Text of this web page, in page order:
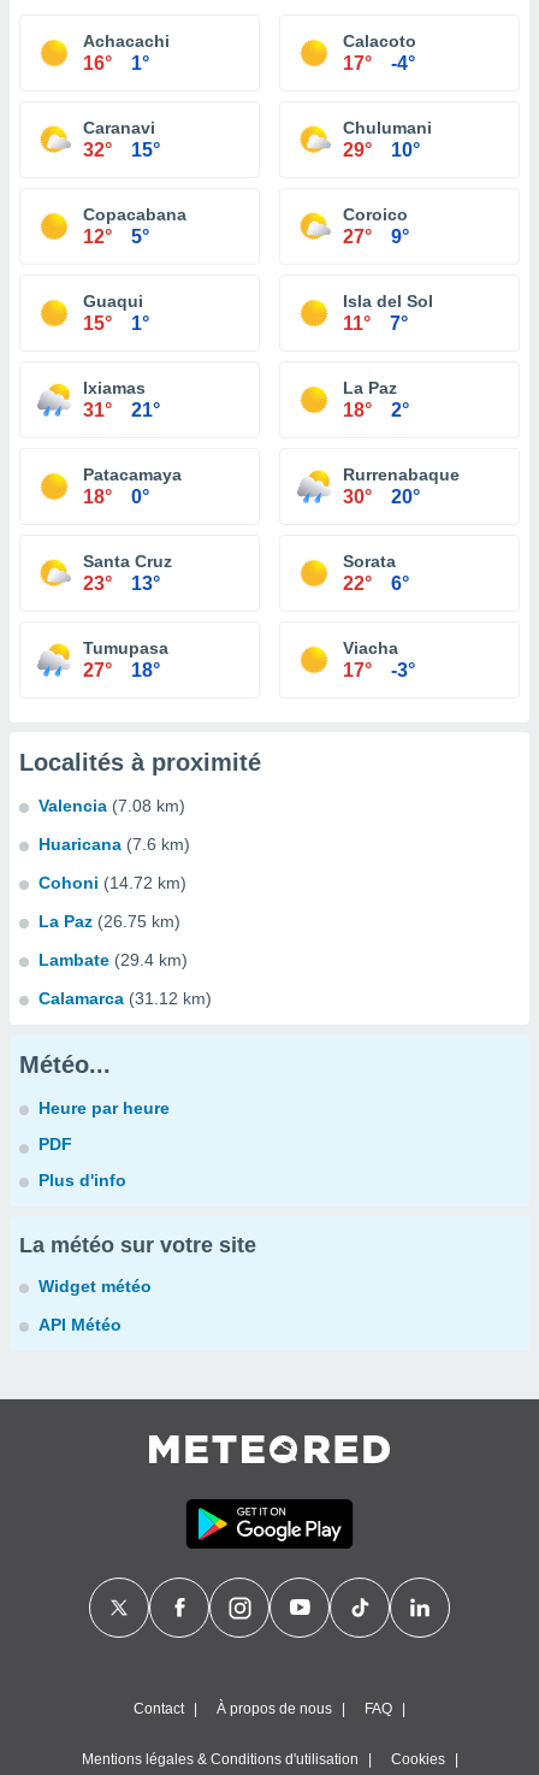
Achacachi
16° 1°
Calacoto
17° -4°
Caranavi
32° 15°
Chulumani
29° 10°
Copacabana
12° 5°
Coroico
27° 9°
Guaqui
15° 1°
Isla del Sol
11° 7°
Ixiamas
31° 21°
La Paz
18° 2°
Patacamaya
18° 0°
Rurrenabaque
30° 20°
Santa Cruz
23° 13°
Sorata
22° 6°
Tumupasa
27° 18°
Viacha
17° -3°
Localités à proximité
Valencia (7.08 km)
Huaricana (7.6 km)
Cohoni (14.72 km)
La Paz (26.75 km)
Lambate (29.4 km)
Calamarca (31.12 km)
Météo...
Heure par heure
PDF
Plus d'info
La météo sur votre site
Widget météo
API Météo
Contact À propos de nous FAQ
Mentions légales & Conditions d'utilisation Cookies